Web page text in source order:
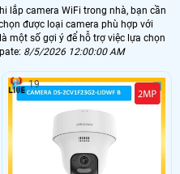
lắp camera WiFi trong nhà, bạn cần
được loại camera phù hợp với
một số gợi ý để hỗ trợ việc lựa chọn
8/5/2026 12:00:00 AM
19